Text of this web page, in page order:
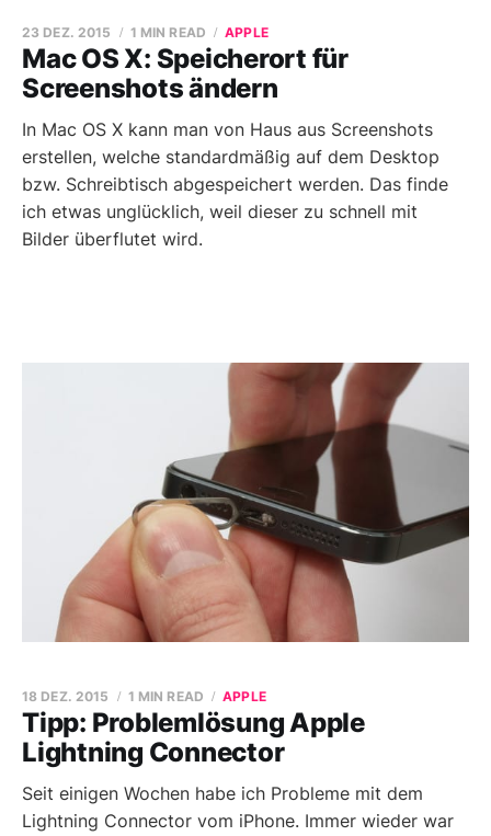
Mac OS X: Speicherort für
Screenshots ändern
23 DEZ. 2015 1 MIN READ APPLE
In Mac OS X kann man von Haus aus Screenshots
erstellen, welche standardmäßig auf dem Desktop
bzw. Schreibtisch abgespeichert werden. Das finde
ich etwas unglücklich, weil dieser zu schnell mit
Bilder überflutet wird.
Tipp: Problemlösung Apple
Lightning Connector
18 DEZ. 2015 1 MIN READ APPLE
Seit einigen Wochen habe ich Probleme mit dem
Lightning Connector vom iPhone. Immer wieder war